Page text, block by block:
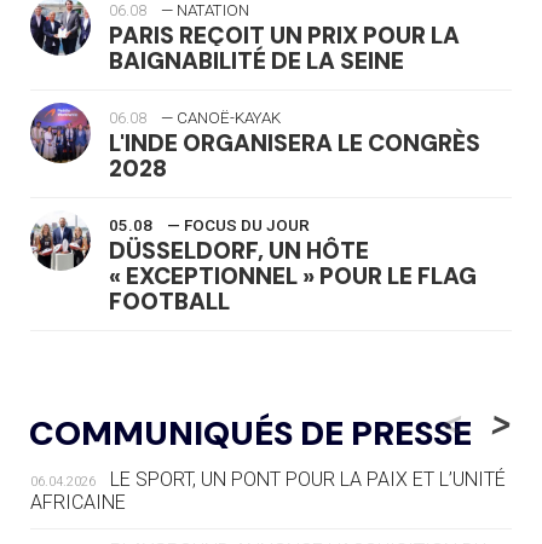
06.08 — NATATION
PARIS REÇOIT UN PRIX POUR LA
BAIGNABILITÉ DE LA SEINE
06.08 — CANOË-KAYAK
L'INDE ORGANISERA LE CONGRÈS
2028
05.08 — FOCUS DU JOUR
DÜSSELDORF, UN HÔTE
« EXCEPTIONNEL » POUR LE FLAG
FOOTBALL
LE RÊVE DE VOIR LA LUGE ALPINE
AUX JO « N'EST PAS FINI »
05.08 — TIR À L'ARC
DES MONDIAUX À BRISBANE SUR LA
COMMUNIQUÉS DE PRESSE
<
06.04.2026
LE SPORT, UN PONT POUR LA PAIX ET L’UNITÉ
AFRICAINE
>